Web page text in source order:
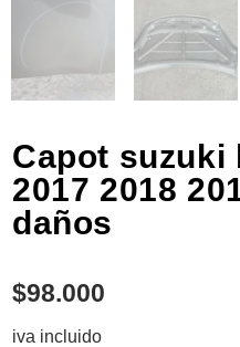
Capot suzuki
2017 2018
daños
$98.000
iva incluido